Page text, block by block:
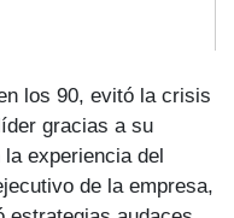
los 90, evitó la crisis
gracias a su
experiencia del
de la empresa,